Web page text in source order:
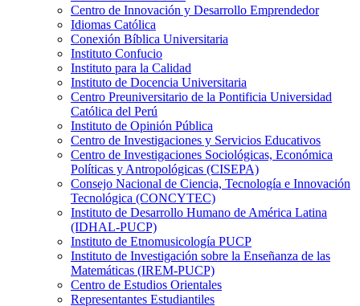
Centro de Innovación y Desarrollo Emprendedor
Idiomas Católica
Conexión Bíblica Universitaria
Instituto Confucio
Instituto para la Calidad
Instituto de Docencia Universitaria
Centro Preuniversitario de la Pontificia Universidad
Católica del Perú
Instituto de Opinión Pública
Centro de Investigaciones y Servicios Educativos
Centro de Investigaciones Sociológicas, Económica
Políticas y Antropológicas (CISEPA)
Consejo Nacional de Ciencia, Tecnología e Innovación
Tecnológica (CONCYTEC)
Instituto de Desarrollo Humano de América Latina
(IDHAL-PUCP)
Instituto de Etnomusicología PUCP
Instituto de Investigación sobre la Enseñanza de las
Matemáticas (IREM-PUCP)
Centro de Estudios Orientales
Representantes Estudiantiles